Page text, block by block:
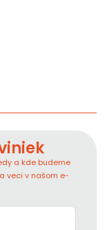
a kde budeme
veci v našom e-